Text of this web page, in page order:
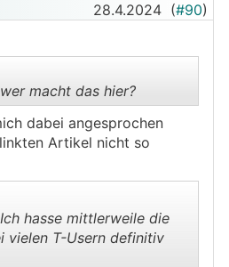
28.4.2024 (#90)
macht das hier?
dabei angesprochen
Artikel nicht so
Ich hasse mittlerweile die
vielen T-Usern definitiv